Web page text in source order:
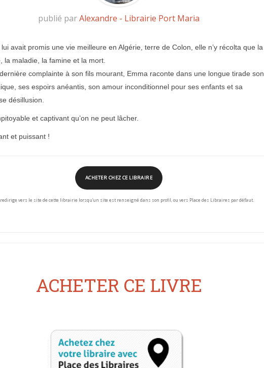
publié parAlexandre - Librairie Port Maria
avait promis une vie meilleure en Algérie, terre de Colon, elle n’y récolta que la
la maladie, la famine et la mort.
complainte à son fils mourant, Emma raconte dans une longue tirade son
ses espoirs anéantis, son amour inconditionnel pour ses enfants et sa
désillusion.
et captivant qu’on ne peut lâcher.
et puissant !
ACHETER CHEZ CE LIBRAIRE
vers le site de cette librairie lorsqu’un site est renseigné dans son profil, ou vers Place des Libraires par défaut.
ACHETER CE LIVRE